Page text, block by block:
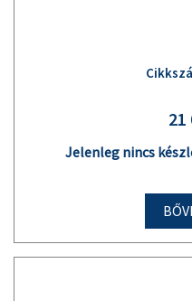
21
Jelenleg nincs